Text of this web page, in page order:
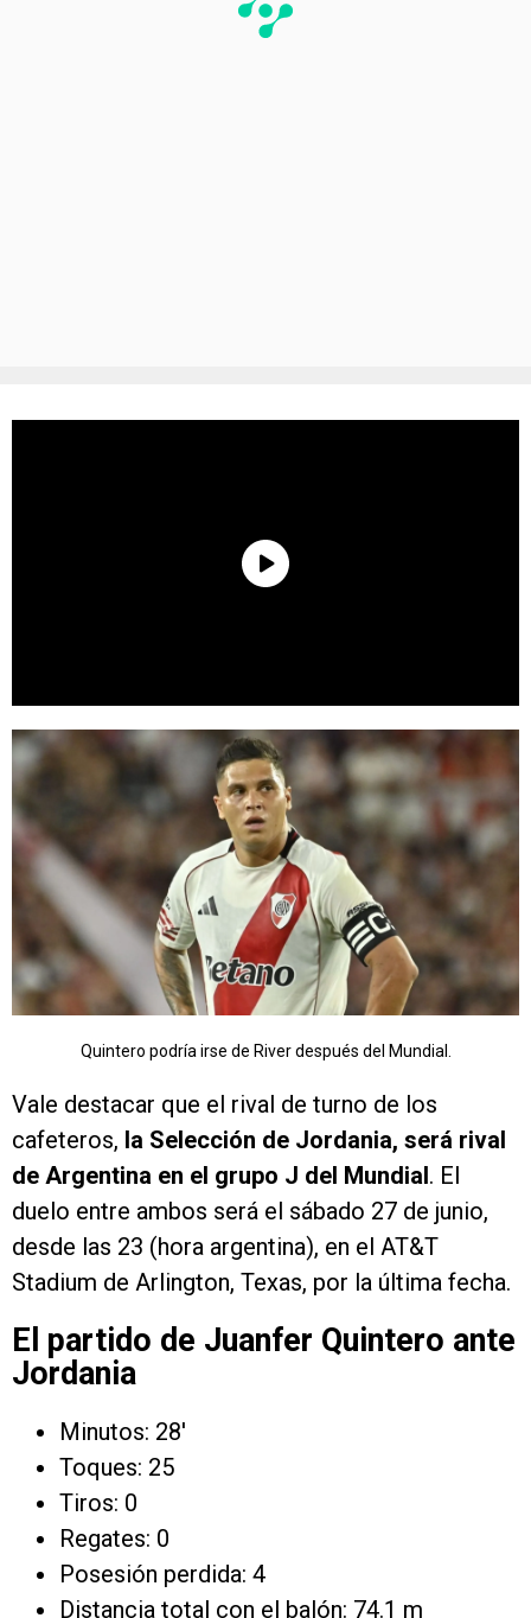
Quintero podría irse de River después del Mundial.
Vale destacar que el rival de turno de los
cafeteros, la Selección de Jordania, será rival
de Argentina en el grupo J del Mundial. El
duelo entre ambos será el sábado 27 de junio,
desde las 23 (hora argentina), en el AT&T
Stadium de Arlington, Texas, por la última fecha.
El partido de Juanfer Quintero ante
Jordania
Minutos: 28′
Toques: 25
Tiros: 0
Regates: 0
Posesión perdida: 4
Distancia total con el balón: 74.1 m